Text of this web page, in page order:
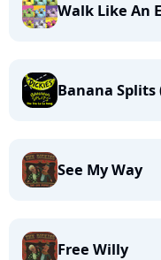
Walk Like An
Banana Splits
See My Way
Free Willy